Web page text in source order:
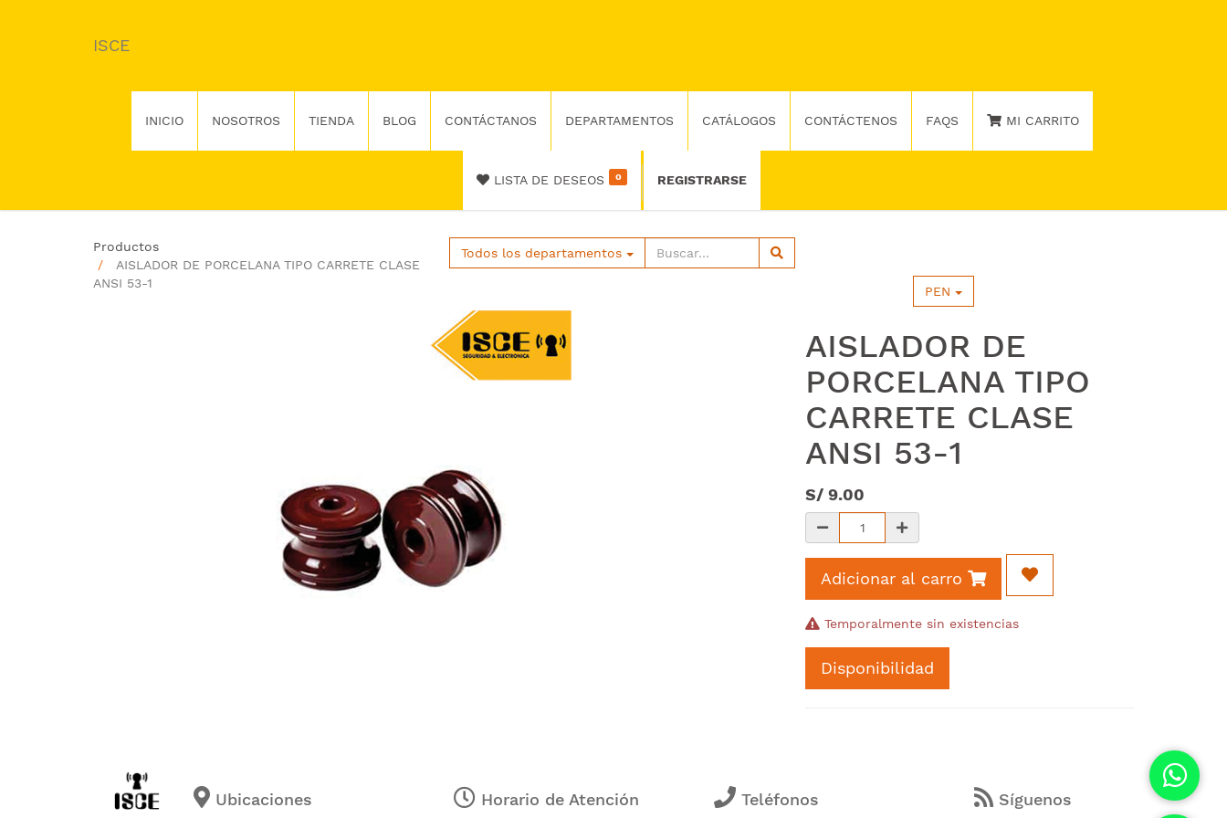
ISCE
INICIO NOSOTROS TIENDA BLOG CONTÁCTANOS DEPARTAMENTOS CATÁLOGOS CONTÁCTENOS FAQS MI CARRITO
LISTA DE DESEOS 0 REGISTRARSE
Productos
AISLADOR DE PORCELANA TIPO CARRETE CLASE
ANSI 53-1
Todos los departamentos
PEN
AISLADOR DE
PORCELANA TIPO
CARRETE CLASE
ANSI 53-1
S/ 9.00
Adicionar al carro
Temporalmente sin existencias
Disponibilidad
Ubicaciones Horario de Atención Teléfonos Síguenos